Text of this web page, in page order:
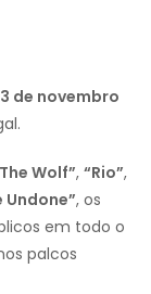
3 de novembro
Wolf”, “Rio”,
Undone”, os
em todo o
palcos